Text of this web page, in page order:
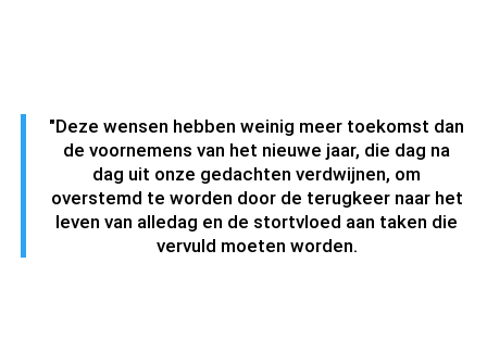
"Deze wensen hebben weinig meer toekomst dan
de voornemens van het nieuwe jaar, die dag na
dag uit onze gedachten verdwijnen, om
overstemd te worden door de terugkeer naar het
leven van alledag en de stortvloed aan taken die
vervuld moeten worden.